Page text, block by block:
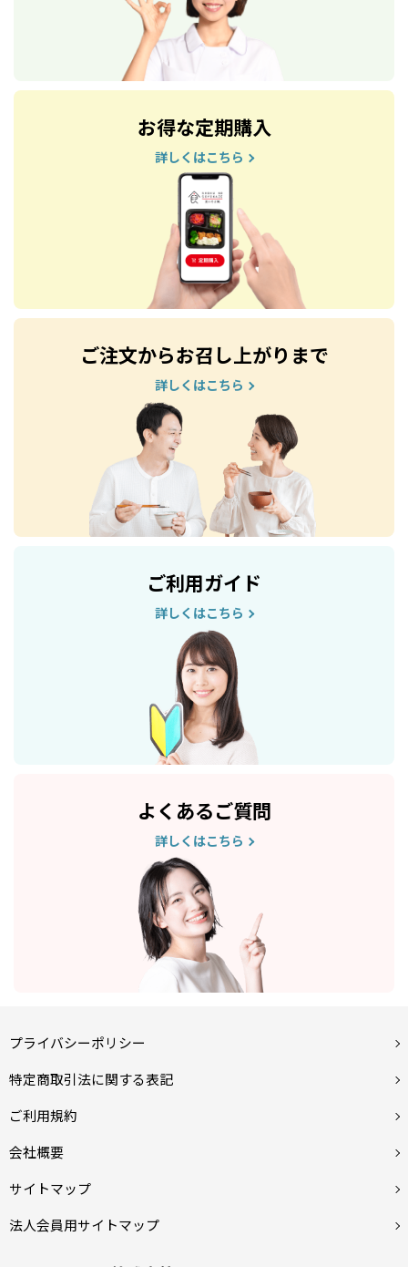
お得な定期購入
詳しくはこちら
ご注文からお召し上がりまで
詳しくはこちら
ご利用ガイド
詳しくはこちら
よくあるご質問
詳しくはこちら
プライバシーポリシー
特定商取引法に関する表記
ご利用規約
会社概要
サイトマップ
法人会員用サイトマップ